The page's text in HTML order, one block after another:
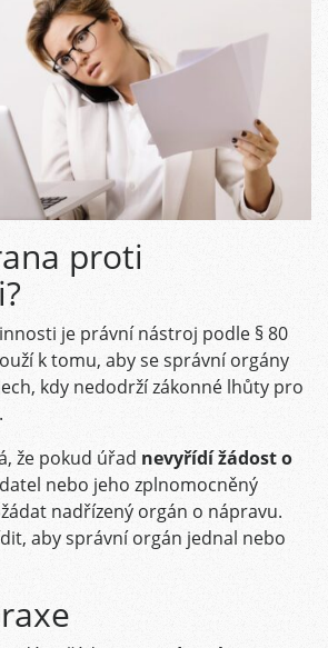
proti
je právní nástroj podle § 80
k tomu, aby se správní orgány
kdy nedodrží zákonné lhůty pro
že pokud úřad nevyřídí žádost o
nebo jeho zplnomocněný
nadřízený orgán o nápravu.
aby správní orgán jednal nebo